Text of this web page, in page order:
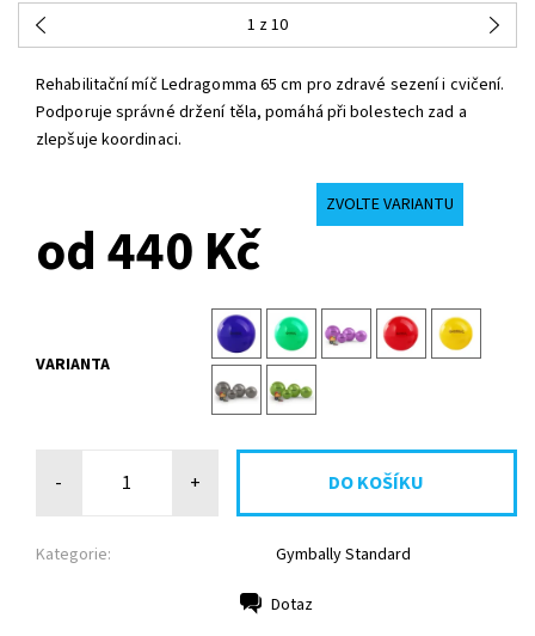
1 z 10
Rehabilitační míč Ledragomma 65 cm pro zdravé sezení i cvičení.
Podporuje správné držení těla, pomáhá při bolestech zad a
zlepšuje koordinaci.
ZVOLTE VARIANTU
od 440 Kč
VARIANTA
- +
Kategorie: Gymbally Standard
Dotaz